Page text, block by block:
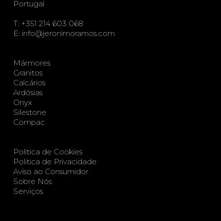
Portugal
T: +351 214 603 068
E: info@jeronimoramos.com
Mármores
Granitos
Calcários
Ardósias
Onyx
Silestone
Compac
Política de Cookies
Politica de Privacidade
Aviso ao Consumidor
Sobre Nós
Serviços